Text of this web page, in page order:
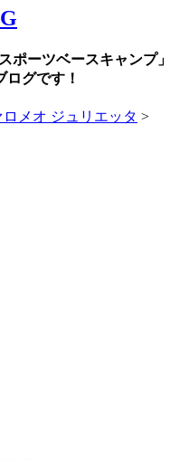
ポーツベースキャンプ」
ログです！
メオ ジュリエッタ >